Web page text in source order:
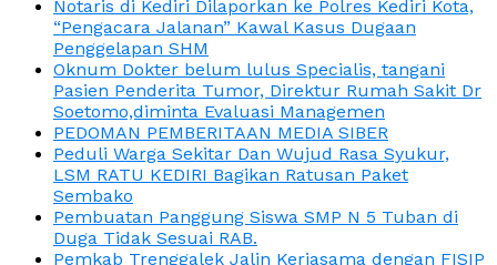
Notaris di Kediri Dilaporkan ke Polres Kediri Kota,
“Pengacara Jalanan” Kawal Kasus Dugaan
Penggelapan SHM
Oknum Dokter belum lulus Specialis, tangani
Pasien Penderita Tumor, Direktur Rumah Sakit Dr
Soetomo,diminta Evaluasi Managemen
PEDOMAN PEMBERITAAN MEDIA SIBER
Peduli Warga Sekitar Dan Wujud Rasa Syukur,
LSM RATU KEDIRI Bagikan Ratusan Paket
Sembako
Pembuatan Panggung Siswa SMP N 5 Tuban di
Duga Tidak Sesuai RAB.
Pemkab Trenggalek Jalin Kerjasama dengan FISIP